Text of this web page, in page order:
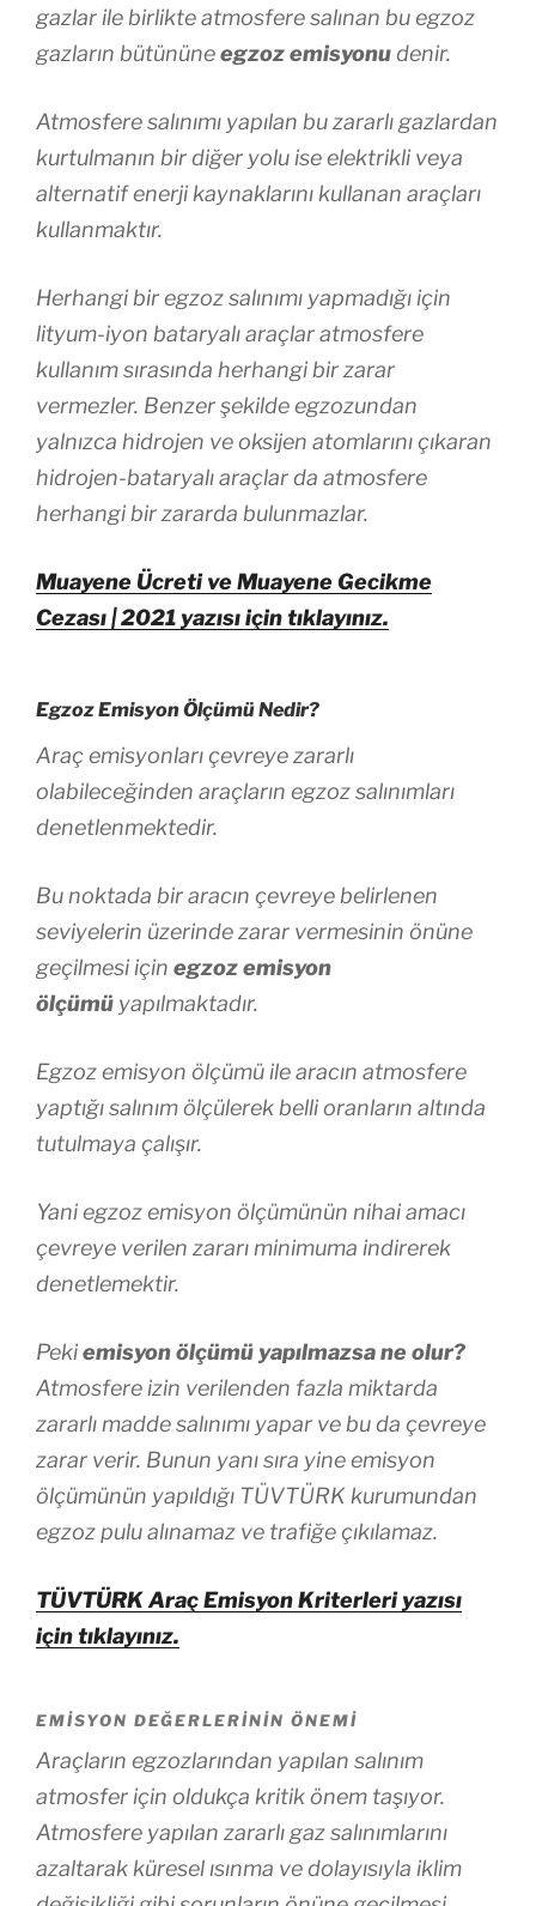
gazlar ile birlikte atmosfere salınan bu egzoz
gazların bütününeegzoz emisyonudenir.
Atmosfere salınımı yapılan bu zararlı gazlardan
kurtulmanın bir diğer yolu ise elektrikli veya
alternatif enerji kaynaklarını kullanan araçları
kullanmaktır.
Herhangi bir egzoz salınımı yapmadığı için
lityum-iyon bataryalı araçlar atmosfere
kullanım sırasında herhangi bir zarar
vermezler. Benzer şekilde egzozundan
yalnızca hidrojen ve oksijen atomlarını çıkaran
hidrojen-bataryalı araçlar da atmosfere
herhangi bir zararda bulunmazlar.
Muayene Ücreti ve Muayene Gecikme
Cezası | 2021 yazısı için tıklayınız.
Egzoz Emisyon Ölçümü Nedir?
Araç emisyonları çevreye zararlı
olabileceğinden araçların egzoz salınımları
denetlenmektedir.
Bu noktada bir aracın çevreye belirlenen
seviyelerin üzerinde zarar vermesinin önüne
geçilmesi için egzoz emisyon
ölçümü yapılmaktadır.
Egzoz emisyon ölçümü ile aracın atmosfere
yaptığı salınım ölçülerek belli oranların altında
tutulmaya çalışır.
Yani egzoz emisyon ölçümünün nihai amacı
çevreye verilen zararı minimuma indirerek
denetlemektir.
Pekiemisyon ölçümü yapılmazsa ne olur?
Atmosfere izin verilenden fazla miktarda
zararlı madde salınımı yapar ve bu da çevreye
zarar verir. Bunun yanı sıra yine emisyon
ölçümünün yapıldığı TÜVTÜRK kurumundan
egzoz pulu alınamaz ve trafiğe çıkılamaz.
TÜVTÜRK Araç Emisyon Kriterleri yazısı
için tıklayınız.
EMISYON DEĞERLERININ ÖNEMI
Araçların egzozlarından yapılan salınım
atmosfer için oldukça kritik önem taşıyor.
Atmosfere yapılan zararlı gaz salınımlarını
azaltarak küresel ısınma ve dolayısıyla iklim